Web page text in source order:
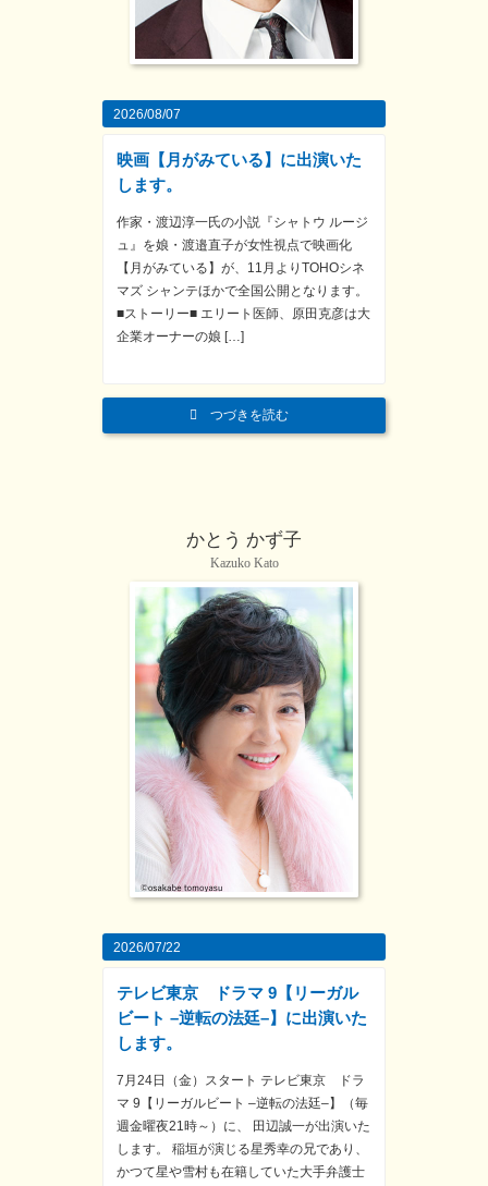
2026/08/07
映画【月がみている】に出演いた
します。
作家・渡辺淳一氏の小説『シャトウ ルージ
ュ』を娘・渡邉直子が女性視点で映画化
【月がみている】が、11月よりTOHOシネ
マズ シャンテほかで全国公開となります。
■ストーリー■ エリート医師、原田克彦は大
企業オーナーの娘 […]
つづきを読む
かとう かず子
Kazuko Kato
2026/07/22
テレビ東京 ドラマ 9【リーガル
ビート –逆転の法廷–】に出演いた
します。
7月24日（金）スタート テレビ東京 ドラ
マ 9【リーガルビート –逆転の法廷–】（毎
週金曜夜21時～）に、 田辺誠一が出演いた
します。 稲垣が演じる星秀幸の兄であり、
かつて星や雪村も在籍していた大手弁護士